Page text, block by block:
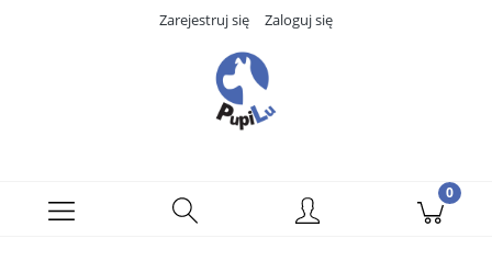
Zarejestruj się Zaloguj się